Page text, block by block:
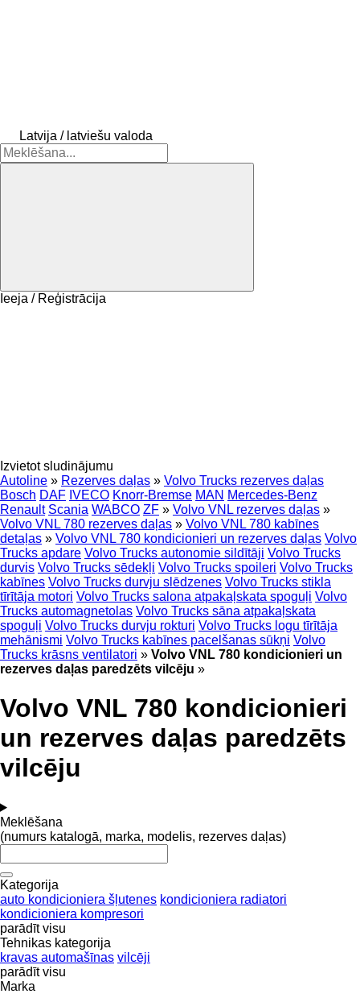
Latvija / latviešu valoda
Ieeja / Reģistrācija
Izvietot sludinājumu
Autoline » Rezerves daļas » Volvo Trucks rezerves daļas
Bosch DAF IVECO Knorr-Bremse MAN Mercedes-Benz
Renault Scania WABCO ZF » Volvo VNL rezerves daļas »
Volvo VNL 780 rezerves daļas » Volvo VNL 780 kabīnes
detaļas » Volvo VNL 780 kondicionieri un rezerves daļas Volvo
Trucks apdare Volvo Trucks autonomie sildītāji Volvo Trucks
durvis Volvo Trucks sēdekļi Volvo Trucks spoileri Volvo Trucks
kabīnes Volvo Trucks durvju slēdzenes Volvo Trucks stikla
tīrītāja motori Volvo Trucks salona atpakaļskata spoguļi Volvo
Trucks automagnetolas Volvo Trucks sāna atpakaļskata
spoguļi Volvo Trucks durvju rokturi Volvo Trucks logu tīrītāja
mehānismi Volvo Trucks kabīnes pacelšanas sūkņi Volvo
Trucks krāsns ventilatori » Volvo VNL 780 kondicionieri un
rezerves daļas paredzēts vilcēju »
Volvo VNL 780 kondicionieri
un rezerves daļas paredzēts
vilcēju
Meklēšana
(numurs katalogā, marka, modelis, rezerves daļas)
Kategorija
auto kondicioniera šļutenes kondicioniera radiatori
kondicioniera kompresori
parādīt visu
Tehnikas kategorija
kravas automašīnas vilcēji
parādīt visu
Marka